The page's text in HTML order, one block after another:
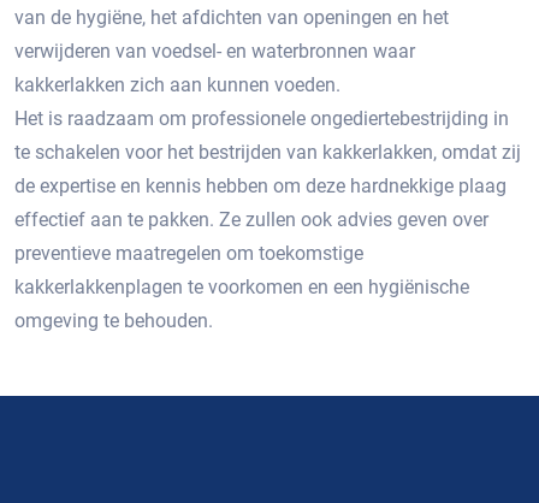
van de hygiëne, het afdichten van openingen en het
verwijderen van voedsel- en waterbronnen waar
kakkerlakken zich aan kunnen voeden.​
Het is raadzaam om professionele ongediertebestrijding in
te schakelen voor het bestrijden van kakkerlakken, omdat zij
de expertise en kennis hebben om deze hardnekkige plaag
effectief aan te pakken. Ze zullen ook advies geven over
preventieve maatregelen om toekomstige
kakkerlakkenplagen te voorkomen en een hygiënische
omgeving te behouden.​